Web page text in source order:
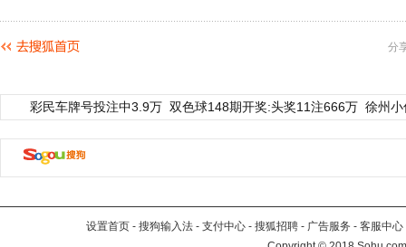
分
彩民车牌号投注中3.9万 双色球148期开奖:头奖11注666万 徐州
设置首页 - 搜狗输入法 - 支付中心 - 搜狐招聘 - 广告服务 - 客服中心